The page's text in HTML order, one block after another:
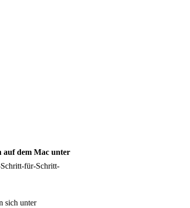
auf dem Mac unter
für-Schritt-
sich unter